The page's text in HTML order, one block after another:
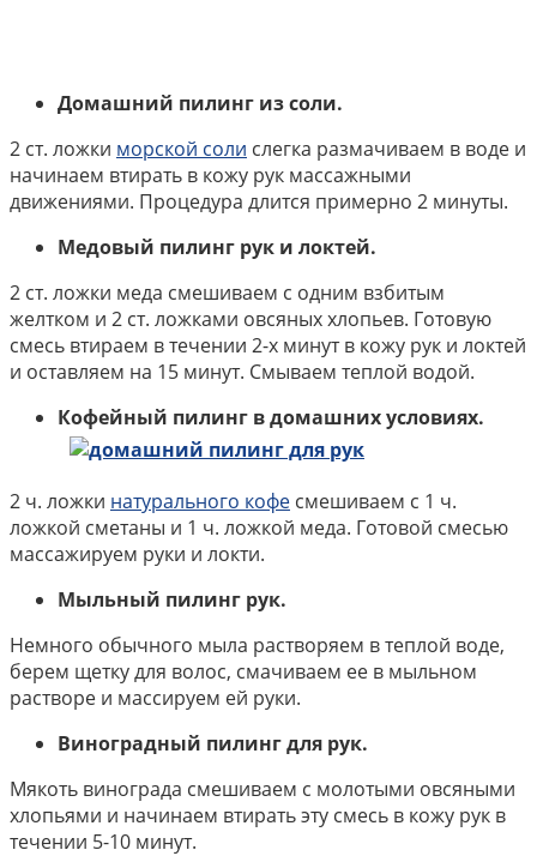
Домашний пилинг из соли.
2 ст. ложки морской соли слегка размачиваем в воде и
начинаем втирать в кожу рук массажными
движениями. Процедура длится примерно 2 минуты.
Медовый пилинг рук и локтей.
2 ст. ложки меда смешиваем с одним взбитым
желтком и 2 ст. ложками овсяных хлопьев. Готовую
смесь втираем в течении 2-х минут в кожу рук и локтей
и оставляем на 15 минут. Смываем теплой водой.
Кофейный пилинг в домашних условиях.
2 ч. ложки натурального кофе смешиваем с 1 ч.
ложкой сметаны и 1 ч. ложкой меда. Готовой смесью
массажируем руки и локти.
Мыльный пилинг рук.
Немного обычного мыла растворяем в теплой воде,
берем щетку для волос, смачиваем ее в мыльном
растворе и массируем ей руки.
Виноградный пилинг для рук.
Мякоть винограда смешиваем с молотыми овсяными
хлопьями и начинаем втирать эту смесь в кожу рук в
течении 5-10 минут.